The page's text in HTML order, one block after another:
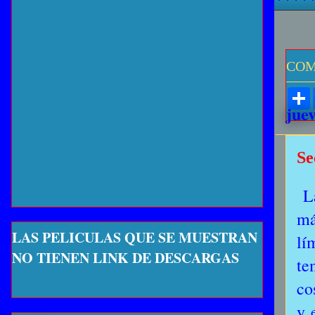
r
LAS PELICULAS QUE SE MUESTRAN
NO TIENEN LINK DE DESCARGAS